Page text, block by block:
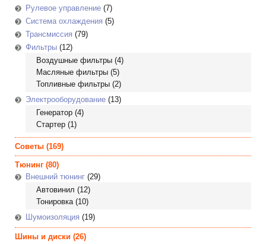
Рулевое управление (7)
Система охлаждения (5)
Трансмиссия (79)
Фильтры (12)
Воздушные фильтры (4)
Масляные фильтры (5)
Топливные фильтры (2)
Электрооборудование (13)
Генератор (4)
Стартер (1)
Советы (169)
Тюнинг (80)
Внешний тюнинг (29)
Автовинил (12)
Тонировка(10)
Шумоизоляция (19)
Шины и диски (26)